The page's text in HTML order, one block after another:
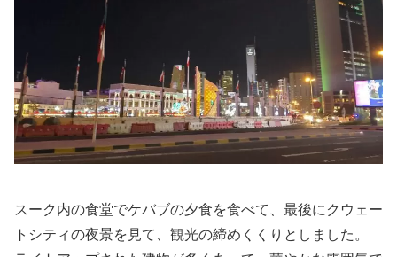
スーク内の食堂でケバブの夕食を食べて、最後にクウェー
トシティの夜景を見て、観光の締めくくりとしました。